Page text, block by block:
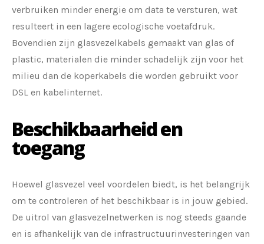
verbruiken minder energie om data te versturen, wat
resulteert in een lagere ecologische voetafdruk.
Bovendien zijn glasvezelkabels gemaakt van glas of
plastic, materialen die minder schadelijk zijn voor het
milieu dan de koperkabels die worden gebruikt voor
DSL en kabelinternet.
Beschikbaarheid en
toegang
Hoewel glasvezel veel voordelen biedt, is het belangrijk
om te controleren of het beschikbaar is in jouw gebied.
De uitrol van glasvezelnetwerken is nog steeds gaande
en is afhankelijk van de infrastructuurinvesteringen van